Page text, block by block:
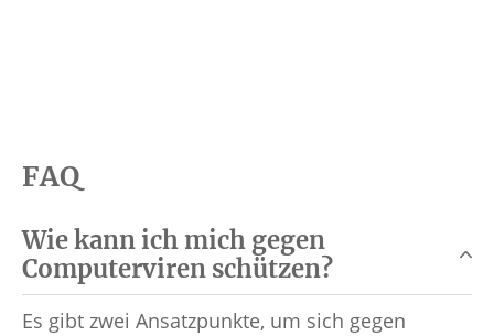
FAQ
Wie kann ich mich gegen
Computerviren schützen?
Es gibt zwei Ansatzpunkte, um sich gegen